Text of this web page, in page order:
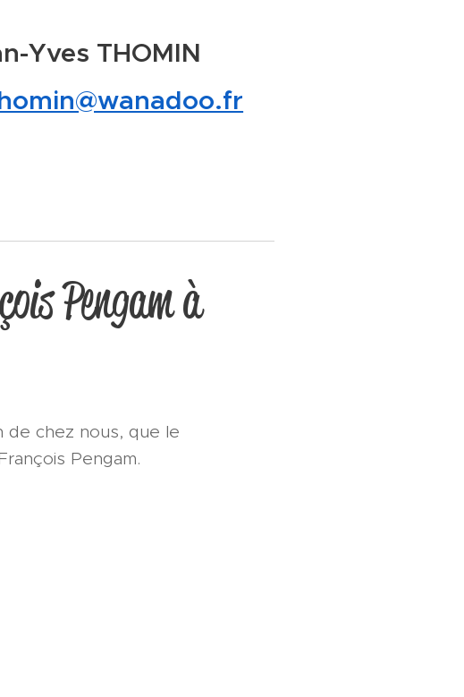
Yves THOMIN
Pengam à
de chez nous, que le
Pengam.